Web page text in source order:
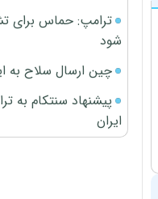
ترامپ: حماس برای
شود
چین ارسال سلاح به
پیشنهاد سنتکام به
ایران